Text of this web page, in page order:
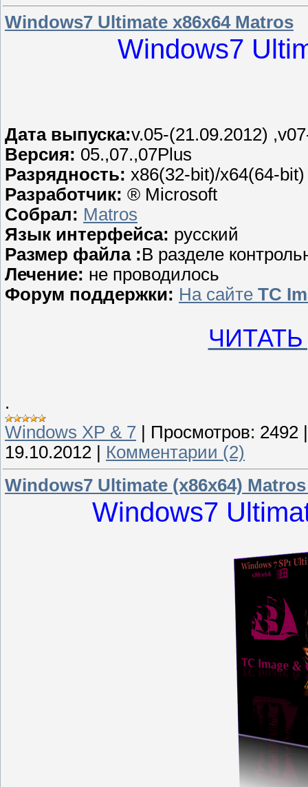
Windows7 Ultimate x86x64 Matros
Windows7
Дата выпуска:v.05-(21.09.2012)
Версия: 05.,07.,07Plus
Разрядность: x86(32-bit)/x64(64-bit)
Разработчик: ® Microsoft
Собрал: Matros
Язык интерфейса: русский
Размер файла :В разделе
Лечение: не проводилось
Форум поддержки: На сайте TC
.
Windows XP & 7
Просмотров: 2492
19.10.2012
Комментарии (2)
Windows7 Ultimate (x86x64)
Windows7